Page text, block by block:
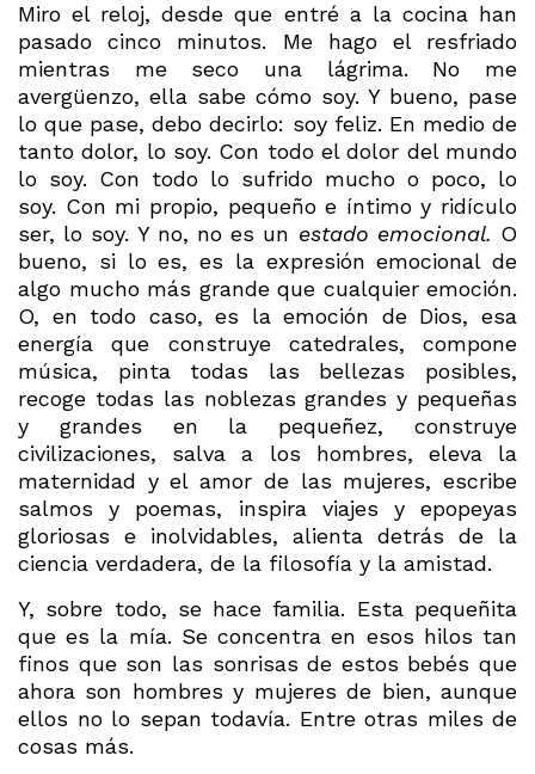
Miro el reloj, desde que entré a la cocina han
pasado cinco minutos. Me hago el resfriado
mientras me seco una lágrima. No me
avergüenzo, ella sabe cómo soy. Y bueno, pase
lo que pase, debo decirlo: soy feliz. En medio de
tanto dolor, lo soy. Con todo el dolor del mundo
lo soy. Con todo lo sufrido mucho o poco, lo
soy. Con mi propio, pequeño e íntimo y ridículo
ser, lo soy. Y no, no es un estado emocional. O
bueno, si lo es, es la expresión emocional de
algo mucho más grande que cualquier emoción.
O, en todo caso, es la emoción de Dios, esa
energía que construye catedrales, compone
música, pinta todas las bellezas posibles,
recoge todas las noblezas grandes y pequeñas
y grandes en la pequeñez, construye
civilizaciones, salva a los hombres, eleva la
maternidad y el amor de las mujeres, escribe
salmos y poemas, inspira viajes y epopeyas
gloriosas e inolvidables, alienta detrás de la
ciencia verdadera, de la filosofía y la amistad.
Y, sobre todo, se hace familia. Esta pequeñita
que es la mía. Se concentra en esos hilos tan
finos que son las sonrisas de estos bebés que
ahora son hombres y mujeres de bien, aunque
ellos no lo sepan todavía. Entre otras miles de
cosas más.